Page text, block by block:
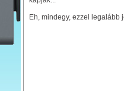
Eh, mindegy, ezzel